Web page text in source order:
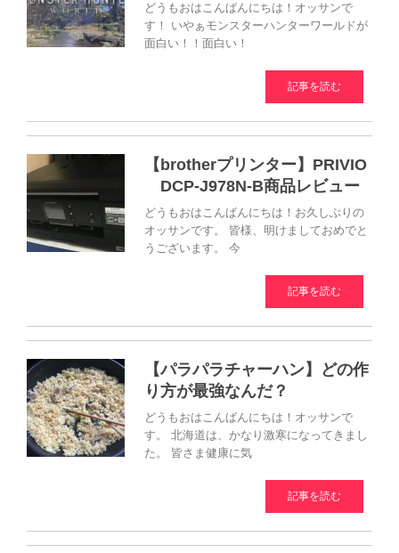
どうもおはこんばんにちは！オッサンで
す！ いやぁモンスターハンターワールドが
面白い！！面白い！
記事を読む
【brotherプリンター】PRIVIO
DCP-J978N-B商品レビュー
どうもおはこんばんにちは！お久しぶりの
オッサンです。 皆様、明けましておめでと
うございます。 今
記事を読む
【パラパラチャーハン】どの作
り方が最強なんだ？
どうもおはこんばんにちは！オッサンで
す。 北海道は、かなり激寒になってきまし
た。 皆さま健康に気
記事を読む